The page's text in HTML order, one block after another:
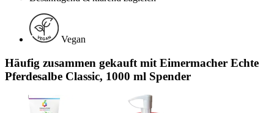
Vegan
Häufig zusammen gekauft mit Eimermacher Echte
Pferdesalbe Classic, 1000 ml Spender